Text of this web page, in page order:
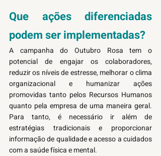
Que ações diferenciadas
podem ser implementadas?
A campanha do Outubro Rosa tem o
potencial de engajar os colaboradores,
reduzir os níveis de estresse, melhorar o clima
organizacional e humanizar ações
promovidas tanto pelos Recursos Humanos
quanto pela empresa de uma maneira geral.
Para tanto, é necessário ir além de
estratégias tradicionais e proporcionar
informação de qualidade e acesso a cuidados
com a saúde física e mental.